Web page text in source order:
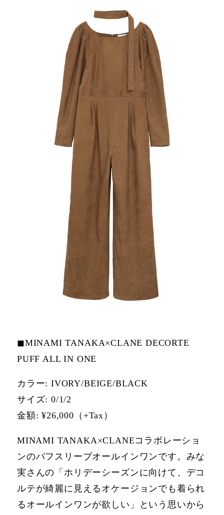
◼MINAMI TANAKA×CLANE DECORTE
PUFF ALL IN ONE
カラー: IVORY/BEIGE/BLACK
サイズ: 0/1/2
⾦額: ¥26,000（+Tax）
MINAMI TANAKA×CLANEコラボレーショ
ンのパフスリーブオールインワンです。みな
実さんの「ホリデーシーズンに向けて、デコ
ルテが綺麗に⾒えるオケージョンでも着られ
るオールインワンが欲しい」という思いから